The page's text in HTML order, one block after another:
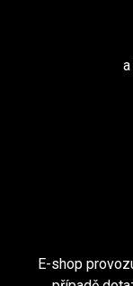
E-shop